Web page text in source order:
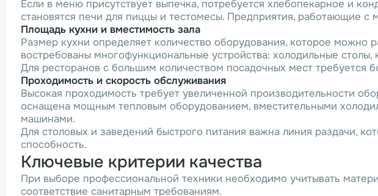
Если в меню присутствует выпечка, потребуется хлебопекарное и
становятся печи для пиццы и тестомесы. Предприятия, работающие
Площадь кухни и вместимость зала
Размер кухни определяет количество оборудования, которое можно
востребованы многофункциональные устройства: холодильные
Для ресторанов с большим количеством посадочных мест требуется
Проходимость и скорость обслуживания
Высокая проходимость требует увеличенной производительности
оснащена мощным тепловым оборудованием, вместительными
машинами.
Для столовых и заведений быстрого питания важна линия раздачи,
способность.
Ключевые критерии качества
При выборе профессиональной техники необходимо учитывать
соответствие санитарным требованиям.